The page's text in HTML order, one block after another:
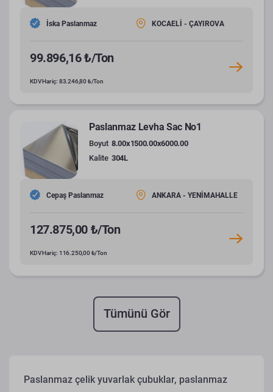
İska Paslanmaz KOCAELİ - ÇAYIROVA
99.896,16 ₺/Ton
KDV Hariç: 83.246,80 ₺/Ton
Paslanmaz Levha Sac No1
Boyut 8.00x1500.00x6000.00
Kalite 304L
Cepaş Paslanmaz ANKARA - YENİMAHALLE
127.875,00 ₺/Ton
KDV Hariç: 116.250,00 ₺/Ton
Tümünü Gör
Paslanmaz çelik yuvarlak çubuklar, paslanmaz